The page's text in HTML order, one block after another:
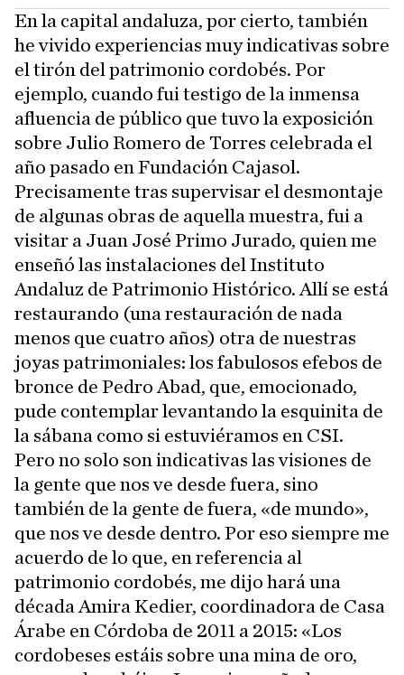
En la capital andaluza, por cierto, también
he vivido experiencias muy indicativas sobre
el tirón del patrimonio cordobés. Por
ejemplo, cuando fui testigo de la inmensa
afluencia de público que tuvo la exposición
sobre Julio Romero de Torres celebrada el
año pasado en Fundación Cajasol.
Precisamente tras supervisar el desmontaje
de algunas obras de aquella muestra, fui a
visitar a Juan José Primo Jurado, quien me
enseñó las instalaciones del Instituto
Andaluz de Patrimonio Histórico. Allí se está
restaurando (una restauración de nada
menos que cuatro años) otra de nuestras
joyas patrimoniales: los fabulosos efebos de
bronce de Pedro Abad, que, emocionado,
pude contemplar levantando la esquinita de
la sábana como si estuviéramos en CSI.
Pero no solo son indicativas las visiones de
la gente que nos ve desde fuera, sino
también de la gente de fuera, «de mundo»,
que nos ve desde dentro. Por eso siempre me
acuerdo de lo que, en referencia al
patrimonio cordobés, me dijo hará una
década Amira Kedier, coordinadora de Casa
Árabe en Córdoba de 2011 a 2015: «Los
cordobeses estáis sobre una mina de oro,